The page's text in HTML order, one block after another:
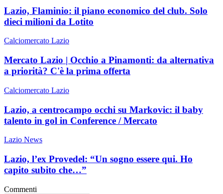
Lazio, Flaminio: il piano economico del club. Solo
dieci milioni da Lotito
Calciomercato Lazio
Mercato Lazio | Occhio a Pinamonti: da alternativa
a priorità? C'è la prima offerta
Calciomercato Lazio
Lazio, a centrocampo occhi su Markovic: il baby
talento in gol in Conference / Mercato
Lazio News
Lazio, l’ex Provedel: “Un sogno essere qui. Ho
capito subito che…”
Commenti